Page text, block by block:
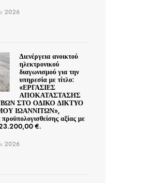
2026
Διενέργεια ανοικτού
ηλεκτρονικού
διαγωνισμού για την
υπηρεσία με τίτλο:
«ΕΡΓΑΣΙΕΣ
ΑΠΟΚΑΤΑΣΤΑΣΗΣ
ΣΤΟ ΟΔΙΚΟ ΔΙΚΤΥΟ
ΙΩΑΝΝΙΤΩΝ»,
αξίας με
€.
2026